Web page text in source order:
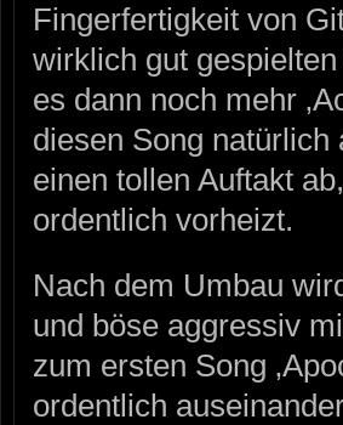
Fingerfertigkeit von
wirklich gut
es dann noch mehr
diesen Song
einen tollen Auftakt
ordentlich vorheizt.
Nach dem Umbau
und böse aggressiv
zum ersten Song
ordentlich